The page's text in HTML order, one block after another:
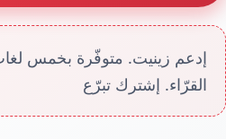
إدعم زينيت. متوفّرة بخمس
القرّاء. إشترك تبرّع